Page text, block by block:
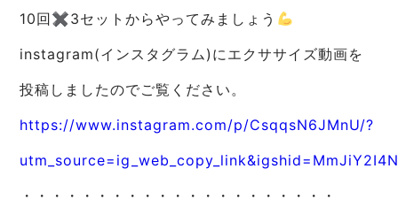
10回✖︎3セットからやってみましょう
instagram(インスタグラム)にエクササイズ動画を
投稿しましたのでご覧ください。
https://www.instagram.com/p/CsqqsN6JMnU/?
・・・・・・・・・・・・・・・・・・・・・